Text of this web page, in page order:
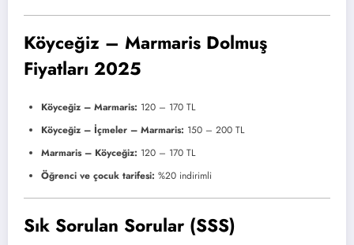
Köyceğiz – Marmaris Dolmuş
Fiyatları 2025
Köyceğiz – Marmaris: 120 – 170 TL
Köyceğiz – İçmeler – Marmaris: 150 – 200 TL
Marmaris – Köyceğiz: 120 – 170 TL
Öğrenci ve çocuk tarifesi: %20 indirimli
Sık Sorulan Sorular (SSS)